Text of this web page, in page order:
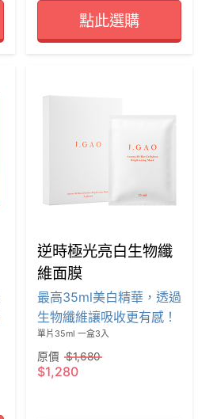
點此選購
逆時極光亮白生物纖
維面膜
最高35ml美白精華，透過
生物纖維讓吸收更有感！
原價 $1,680
$1,280